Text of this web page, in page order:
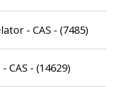
- CAS - (7485)
CAS - (14629)